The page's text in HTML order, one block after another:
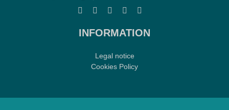
INFORMATION
Legal notice
Cookies Policy